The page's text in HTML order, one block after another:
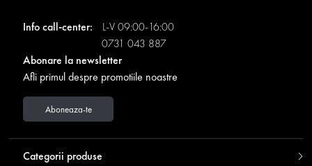
Info call-center:
L-V 09:00-16:00
0731 043 887
Abonare la newsletter
Afli primul despre promotiile noastre
Aboneaza-te
Categorii produse